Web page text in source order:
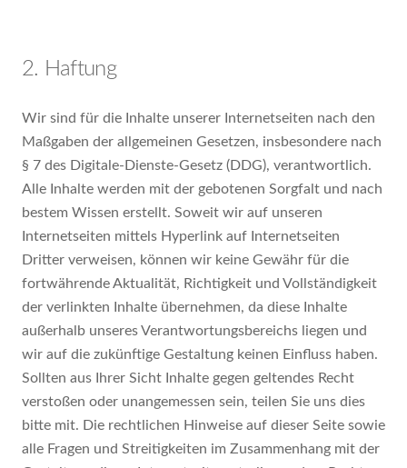
2. Haftung
Wir sind für die Inhalte unserer Internetseiten nach den
Maßgaben der allgemeinen Gesetzen, insbesondere nach
§ 7 des Digitale-Dienste-Gesetz (DDG), verantwortlich.
Alle Inhalte werden mit der gebotenen Sorgfalt und nach
bestem Wissen erstellt. Soweit wir auf unseren
Internetseiten mittels Hyperlink auf Internetseiten
Dritter verweisen, können wir keine Gewähr für die
fortwährende Aktualität, Richtigkeit und Vollständigkeit
der verlinkten Inhalte übernehmen, da diese Inhalte
außerhalb unseres Verantwortungsbereichs liegen und
wir auf die zukünftige Gestaltung keinen Einfluss haben.
Sollten aus Ihrer Sicht Inhalte gegen geltendes Recht
verstoßen oder unangemessen sein, teilen Sie uns dies
bitte mit. Die rechtlichen Hinweise auf dieser Seite sowie
alle Fragen und Streitigkeiten im Zusammenhang mit der